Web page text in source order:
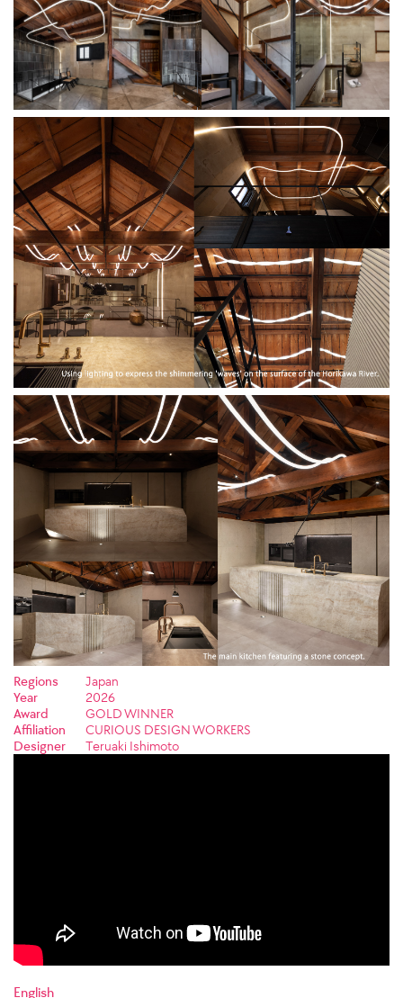
Regions
Japan
Year
2026
Award
GOLD WINNER
Affiliation
CURIOUS DESIGN WORKERS
Designer
Teruaki Ishimoto
English